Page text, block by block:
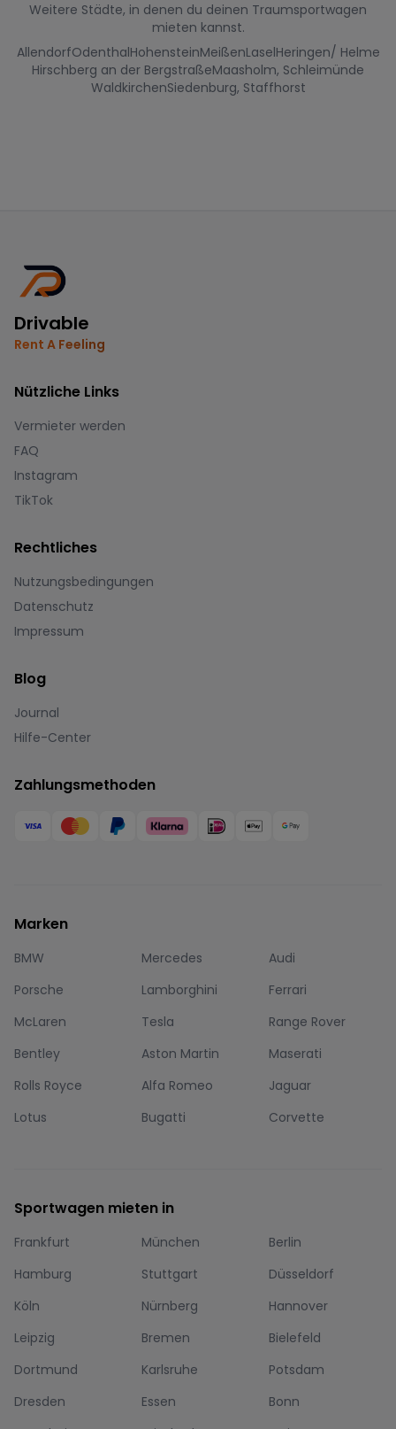
Weitere Städte, in denen du deinen Traumsportwagen
mieten kannst.
AllendorfOdenthalHohensteinMeißenLaselHeringen/ Helme
Hirschberg an der BergstraßeMaasholm, Schleimünde
WaldkirchenSiedenburg, Staffhorst
Drivable
Rent A Feeling
Nützliche Links
Vermieter werden
FAQ
Instagram
TikTok
Rechtliches
Nutzungsbedingungen
Datenschutz
Impressum
Blog
Journal
Hilfe-Center
Zahlungsmethoden
Marken
BMW Mercedes
Audi
Porsche
Lamborghini
Ferrari
McLaren
Tesla
Range Rover
Bentley
Aston Martin
Maserati
Rolls Royce
Alfa Romeo
Jaguar
Lotus
Bugatti Corvette
Sportwagen mieten in
Frankfurt München
Berlin
Hamburg
Stuttgart
Düsseldorf
Köln
Nürnberg
Hannover
Leipzig
Bremen
Bielefeld
Dortmund
Karlsruhe
Potsdam
Dresden
Essen
Bonn